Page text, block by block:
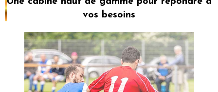
vos besoins